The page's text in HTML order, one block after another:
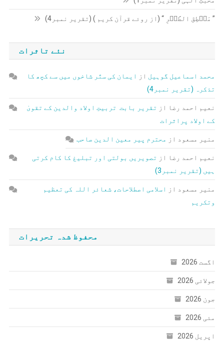
” مَنۡطِقَ الطَّیۡرِ “ (از روئے قرآن کریم ) (تقریر نمبر4)
نئے تاثرات
محمد اسماعیل گوہیل از
ایمان کی ستّر شاخوں میں سے کچھ کا
تذکرہ (تقریر نمبر4)
نعیم احمد رضا از تقریر بابت تربیتِ اولاد والدین کے تقویٰ
کے اولاد پراثرات
منیر مسعود از محترم پیر معین الدین صاحب
نعیم احمد رضا از تصویریں بولتی اور تبلیغ کا کام کرتی
ہیں (تقریر نمبر3)
منیر مسعود از
اسلامی اصطلاحات، شعائر اللہ کی تعظیم
وتکریم
محفوظ شدہ تحریرات
اگست 2026
جولائی 2026
جون 2026
مئی 2026
اپریل 2026